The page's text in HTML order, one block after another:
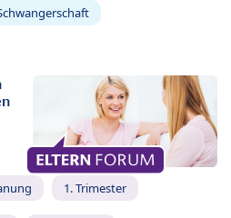
1. Trimester